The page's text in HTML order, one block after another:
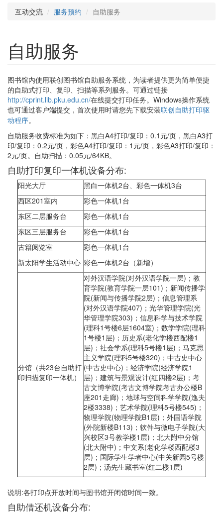
互动交流 服务预约 自助服务
自助服务
图书馆内使用联创图书馆自助服务系统，为读者提供更为简单便捷
的自助式打印、复印、扫描等系列服务。可通过链接
http://cprint.lib.pku.edu.cn/在线提交打印任务。Windows操作系统
也可通过客户端提交， 首次使用时请您先下载安装联创自助打印驱
动程序。
自助服务收费标准为如下：黑白A4打印/复印：0.1元/页，黑白A3打
印/复印：0.2元/页，彩色A4打印/复印：1元/页，彩色A3打印/复印：
2元/页。自助扫描：0.05元/64KB。
自助打印复印一体机设备分布:
阳光大厅
黑白一体机2台、彩色一体机3台
西区201室内
彩色一体机1台
东区二层服务台
彩色一体机1台
东区三层服务台
彩色一体机1台
古籍阅览室
彩色一体机1台
新太阳学生活动中心 彩色一体机2台（新增）
分馆（共23台自助打
印扫描复印一体机）
对外汉语学院(对外汉语学院一层)；教
育学院(教育学院一层101)；新闻传播学
院(新闻与传播学院2层)；信息管理系
(对外汉语学院407)；光华管理学院(光
华管理学院303)；信息科学与技术学院
(理科1号楼6层1604室)；数学学院(理科
1号楼1层)；历史系(老化学楼西配楼1
层)；社会学系(理科5号楼1层)；马克思
主义学院(理科5号楼320)；中古史中心
(中古史中心)；经济学院(经济学院1
层)；建筑与景观设计(红四楼2层)；考
古文博学院(考古文博学院考古办公楼B
座201走廊)；地球与空间科学学院(逸夫
2楼3338)；艺术学院(理科5号楼545)；
物理学院(物理学院B1层)；外国语学院
(外院新楼B113)；软件与微电子学院(大
兴校区3号教学楼1层)；北大附中分馆
(北大附中)；中文系(老化学楼西配楼3
层)；国际学生学者中心(中关新园5号楼
2层)；汤先生藏书室(红二楼1层)
说明:各打印点开放时间与图书馆开闭馆时间一致。
自助借还机设备分布: